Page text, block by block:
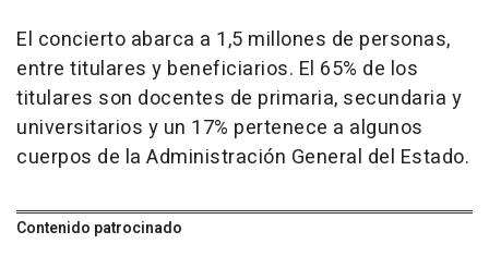
El concierto abarca a 1,5 millones de personas,
entre titulares y beneficiarios. El 65% de los
titulares son docentes de primaria, secundaria y
universitarios y un 17% pertenece a algunos
cuerpos de la Administración General del Estado.
Contenido patrocinado